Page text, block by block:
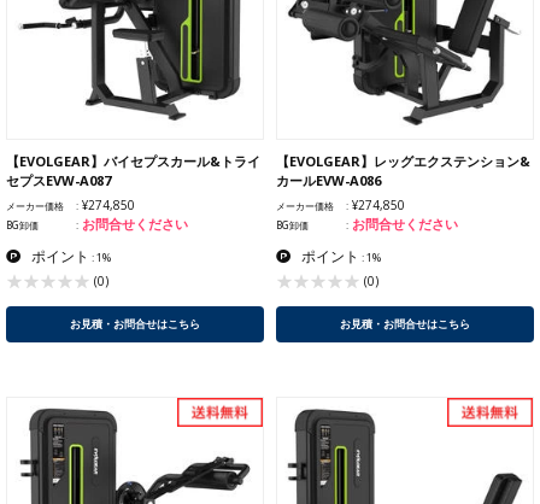
【EVOLGEAR】バイセプスカール&トライ
セプスEVW-A087
メーカー価格 ¥274,850
BG卸価 お問合せください
ポイント : 1%
(0)
お見積・お問合せはこちら
【EVOLGEAR】レッグエクステンション&
カールEVW-A086
メーカー価格 ¥274,850
BG卸価 お問合せください
ポイント : 1%
(0)
お見積・お問合せはこちら